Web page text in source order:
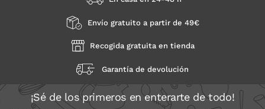
Envío gratuito a partir de 49€
Recogida gratuita en tienda
Garantía de devolución
¡Sé de los primeros en enterarte de todo!